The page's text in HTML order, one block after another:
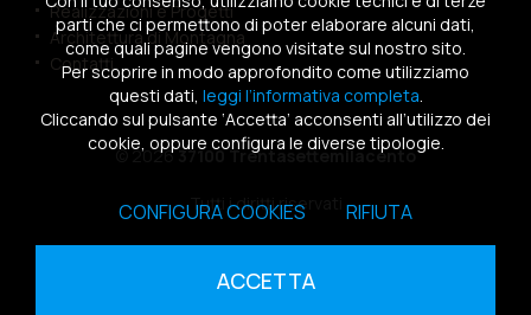
Realizzazioni e Progetti
Architettura di Montagna
Contatti
© 202637100 Trentasettemilacento
Tutti i diritti riservati
Sitemap|Privacy Policy|Cookies Policy
parti che ci permettono di poter elaborare alcuni dati,
come quali pagine vengono visitate sul nostro sito.
Per scoprire in modo approfondito come utilizziamo
questi dati, leggi l’informativa completa.
Cliccando sul pulsante ‘Accetta’ acconsenti all’utilizzo dei
cookie, oppure configura le diverse tipologie.
CONFIGURA COOKIES RIFIUTA
ACCETTA